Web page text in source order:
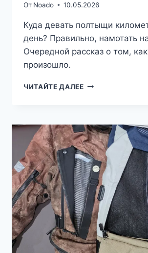
От Noado 10.05.2026
Куда девать полтыщи
день? Правильно, намотать
Очередной рассказ о том,
произошло.
ЧИТАЙТЕ ДАЛЕЕТРИ
—
ОБЪЁМ